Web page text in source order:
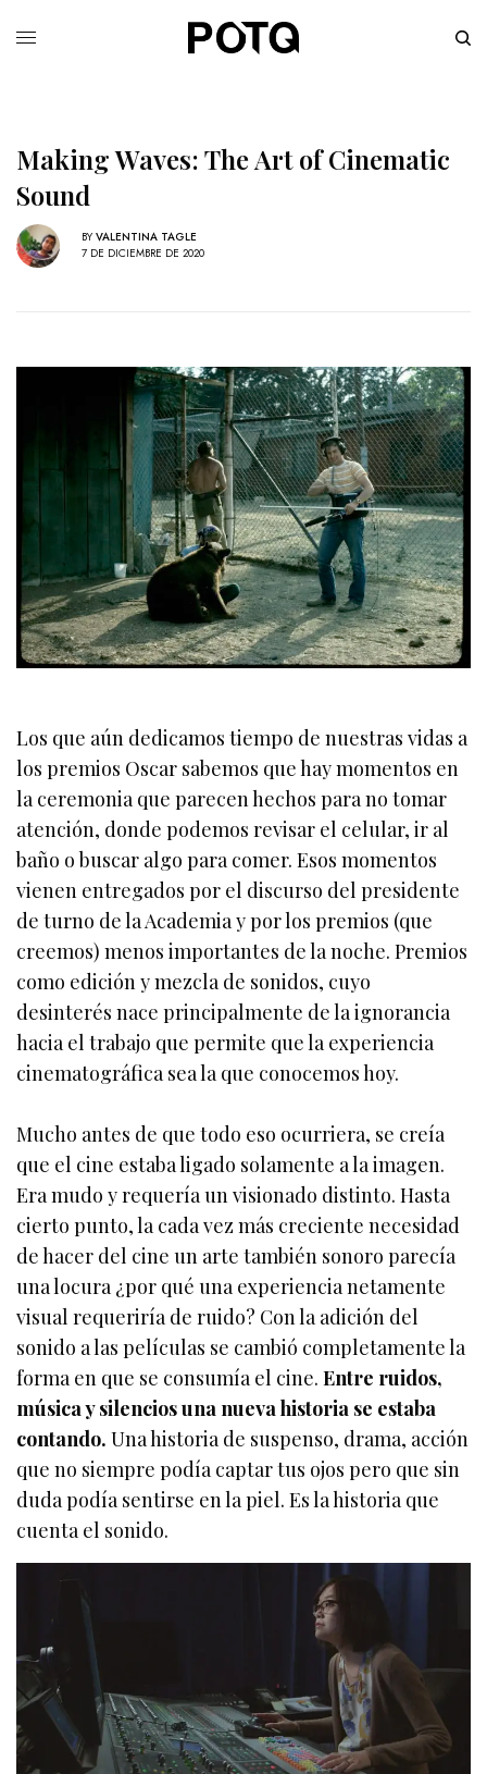
Making Waves: The Art of Cinematic
Sound
BY VALENTINA TAGLE
7 DE DICIEMBRE DE 2020
Los que aún dedicamos tiempo de nuestras vidas a
los premios Oscar sabemos que hay momentos en
la ceremonia que parecen hechos para no tomar
atención, donde podemos revisar el celular, ir al
baño o buscar algo para comer. Esos momentos
vienen entregados por el discurso del presidente
de turno de la Academia y por los premios (que
creemos) menos importantes de la noche. Premios
como edición y mezcla de sonidos, cuyo
desinterés nace principalmente de la ignorancia
hacia el trabajo que permite que la experiencia
cinematográfica sea la que conocemos hoy.
Mucho antes de que todo eso ocurriera, se creía
que el cine estaba ligado solamente a la imagen.
Era mudo y requería un visionado distinto. Hasta
cierto punto, la cada vez más creciente necesidad
de hacer del cine un arte también sonoro parecía
una locura ¿por qué una experiencia netamente
visual requeriría de ruido? Con la adición del
sonido a las películas se cambió completamente la
forma en que se consumía el cine.Entre ruidos,
música y silencios una nueva historia se estaba
contando.Una historia de suspenso, drama, acción
que no siempre podía captar tus ojos pero que sin
duda podía sentirse en la piel. Es la historia que
cuenta el sonido.